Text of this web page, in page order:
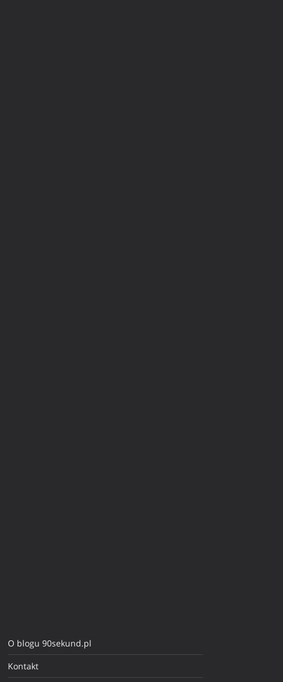
O blogu 90sekund.pl
Kontakt